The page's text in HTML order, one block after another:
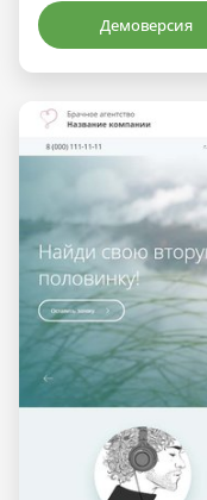
Демоверсия